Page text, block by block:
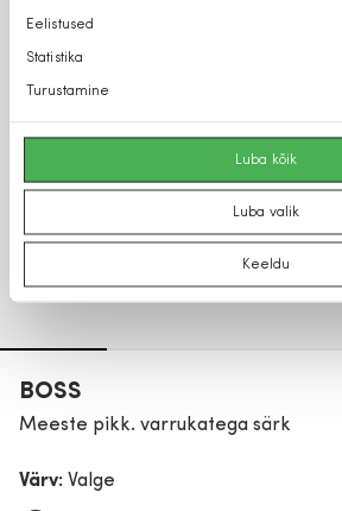
valik
Eelistused
Statistika
Turustamine
Luba kõik
Luba valik
Keeldu
BOSS
Meeste pikk. varrukatega särk
Värv: Valge